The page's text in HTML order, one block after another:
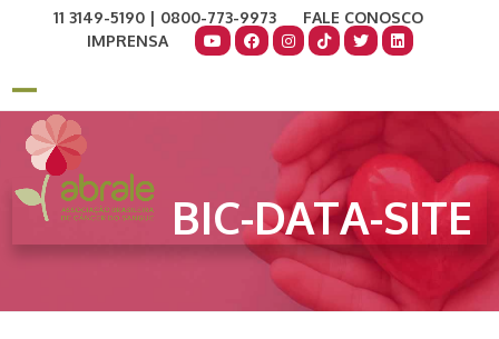
11 3149-5190 | 0800-773-9973
FALE CONOSCO
IMPRENSA
Open
mobile
menu
Close
mobile
menu
BIC-DATA-SITE